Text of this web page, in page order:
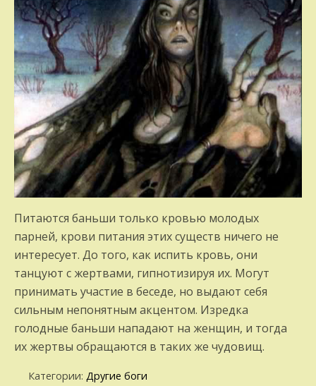
Питаются баньши только кровью молодых
парней, крови питания этих существ ничего не
интересует. До того, как испить кровь, они
танцуют с жертвами, гипнотизируя их. Могут
принимать участие в беседе, но выдают себя
сильным непонятным акцентом. Изредка
голодные баньши нападают на женщин, и тогда
их жертвы обращаются в таких же чудовищ.
Категории: Другие боги